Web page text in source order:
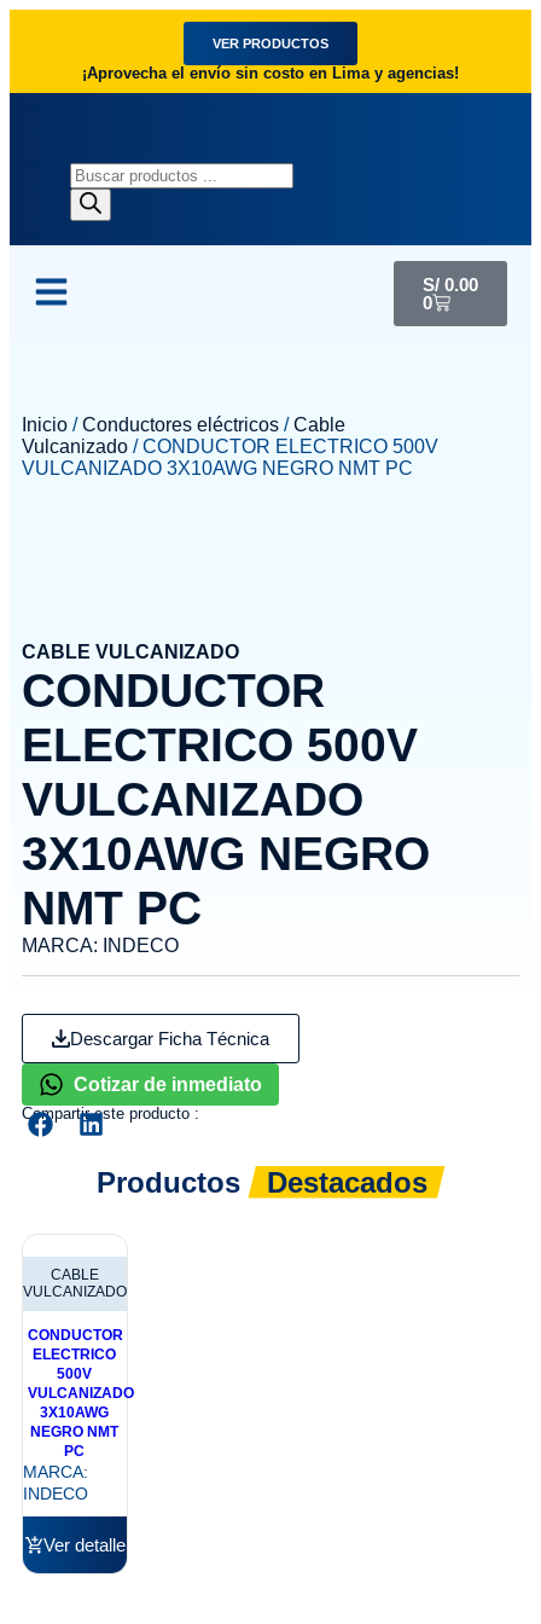
VER PRODUCTOS
¡Aprovecha el envío sin costo en Lima y agencias!
S/ 0.00
0
CABLE VULCANIZADO
CONDUCTOR
ELECTRICO 500V
VULCANIZADO
3X10AWG NEGRO
NMT PC
MARCA: INDECO
Descargar Ficha Técnica
Cotizar de inmediato
Compartir este producto :
Inicio /Conductores eléctricos /Cable
Vulcanizado / CONDUCTOR ELECTRICO 500V
VULCANIZADO 3X10AWG NEGRO NMT PC
Productos Destacados
CABLE
VULCANIZADO
CONDUCTOR
ELECTRICO
500V
VULCANIZADO
3X10AWG
NEGRO NMT
PC
MARCA:
INDECO
Ver detalle